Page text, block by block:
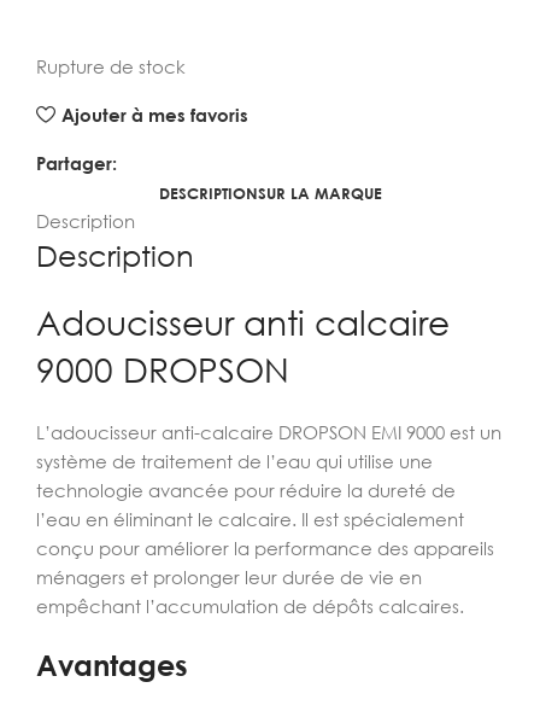
Rupture de stock
Ajouter à mes favoris
Partager:
DESCRIPTIONSUR LA MARQUE
Description
Description
Adoucisseur anti calcaire
9000 DROPSON
L’adoucisseur anti-calcaire DROPSON EMI 9000 est un
système de traitement de l’eau qui utilise une
technologie avancée pour réduire la dureté de
l’eau en éliminant le calcaire. Il est spécialement
conçu pour améliorer la performance des appareils
ménagers et prolonger leur durée de vie en
empêchant l’accumulation de dépôts calcaires.
Avantages